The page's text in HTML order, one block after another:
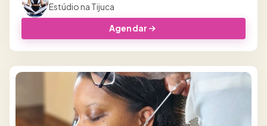
Estúdio na Tijuca
Agendar